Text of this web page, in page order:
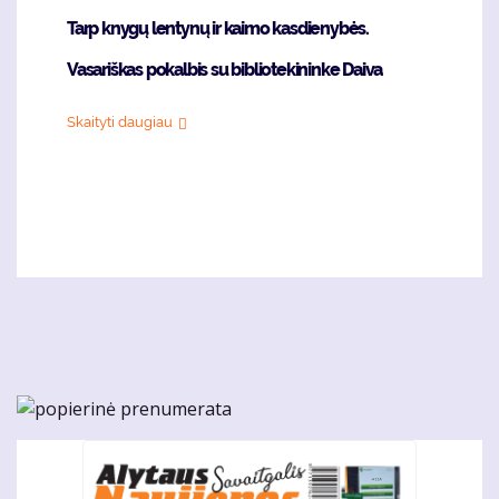
Tarp knygų lentynų ir kaimo kasdienybės.
Vasariškas pokalbis su bibliotekininke Daiva
Skaityti daugiau